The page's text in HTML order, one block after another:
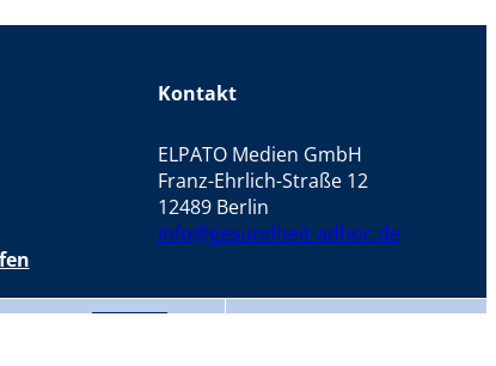
Kontakt
ELPATO Medien GmbH
Franz-Ehrlich-Straße 12
12489 Berlin
info@gesundheit-adhoc.de